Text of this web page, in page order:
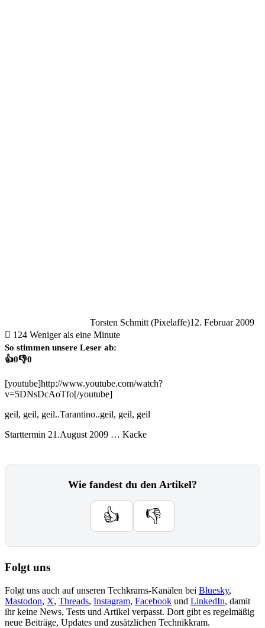
Torsten Schmitt (Pixelaffe)12. Februar 2009
124 Weniger als eine Minute
So stimmen unsere Leser ab:
👍0👎0
[youtube]http://www.youtube.com/watch?
v=5DNsDcAoTfo[/youtube]
geil, geil, geil..Tarantino..geil, geil, geil
Starttermin 21.August 2009 … Kacke
Wie fandest du den Artikel?
👍 👎
Folgt uns
Folgt uns auch auf unseren Techkrams-Kanälen bei Bluesky,
Mastodon, X, Threads, Instagram, Facebook und LinkedIn, damit
ihr keine News, Tests und Artikel verpasst. Dort gibt es regelmäßig
neue Beiträge, Updates und zusätzlichen Technikkram.